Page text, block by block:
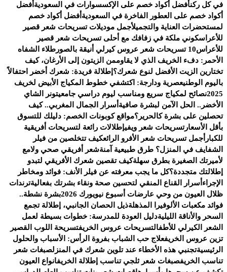
في كل ركنأفضل أكواد خصم على الإكسسوارات في السعودية أفضل
أكواد خصم على العطور الفاخرة في السعودية أفضل أكواد خصم
لمستحضرات العناية والتجميلأجمل موديلات تسريحات شعر قصير
للأعراسكوني ملكة في زفافك مع أحلى تسريحات شعر قصير
للأعراس10 تسريحات شعر عروس كيرلي أنيقة بالصور
طلاء الشفاه
الأحمر: دفء الخريف الذي لا يقاوممن الزيتون إلى الأرغان، كيف
تختارين الزيت الأفضل لنوع شعرك؟ إطلالة فريدة: شعرك أخضر احتفالاً
باليوم الوطنيعصرية ودارجة: اكتشفي خطوط المكياج الأبيض لخريف
2025نصائح لمكياج سريع ومناسب ليوم دراسي جامعيتونر الشاي
الأخضر.. الحل الآمن لبشرة صافية أسرار الجمال المغربي.. كيف
تحصلين على بشرة كالحرير؟مواقع كوبونات الخصم: دليلك للتسوق
بأقل الأسعارتسريحات شعر ويفيإطلالات رائعة لتسريحات أفريقية
للكبار أجمل تسريحات شعر الأفرو الرائعكيف تتخلصين من فيلر
الشفايف في المنزل؟ طرق طبيعية آمنةشعر أفريقي صحي ولامع
لأميرتك الصغيرة بطرق سهلةكيف تقصين شعرك الأفريقي لتبدو
إطلالتك متجددة؟كل ما يجب معرفته عن فيلر الأنف: فوائد ومخاطر
الإجراء أسرار القناع المنقي لتحسين صحة ونقاء بشرتك بفعاليةترندات
ظلال العيون من وحي عارضات أسبوع نيويورك 2026
بشرة نشطة..
فوائد مكعبات الألوفيرا المذهلةذيل الحصان الجانبي، إطلالة تجمع
السحر والأناقة الليليةدليل العودة للمدرسة: خطوات بسيطة لعمل
الشعر الكيرلي للأطفالتسريحات عروس الخريفتسريحة اللوب القصير
تزين عروس الخريفعلاج حب الشباب بفروة الرأس: الأسباب والحلول
الرئيسيةتجنبي هذه الأخطاء عند تلوين شعرك في المنزلصبغات شعر
تناسب الخريفصبغات شعر ثلجي تناسب إطلالة الخريفانواع العيون